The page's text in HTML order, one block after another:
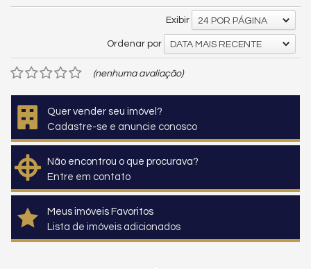
Exibir 24 POR PÁGINA
Ordenar por DATA MAIS RECENTE
(nenhuma avaliação)
Quer vender seu imóvel?
Cadastre-se e anuncie conosco
Não encontrou o que procurava?
Entre em contato
Meus imóveis Favoritos
Lista de imóveis adicionados